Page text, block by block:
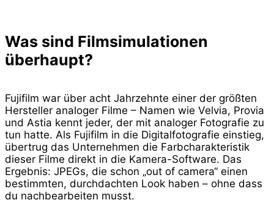
Was sind Filmsimulationen
überhaupt?
Fujifilm war über acht Jahrzehnte einer der größten
Hersteller analoger Filme – Namen wie Velvia, Provia
und Astia kennt jeder, der mit analoger Fotografie zu
tun hatte. Als Fujifilm in die Digitalfotografie einstieg,
übertrug das Unternehmen die Farbcharakteristik
dieser Filme direkt in die Kamera-Software. Das
Ergebnis: JPEGs, die schon „out of camera“ einen
bestimmten, durchdachten Look haben – ohne dass
du nachbearbeiten musst.